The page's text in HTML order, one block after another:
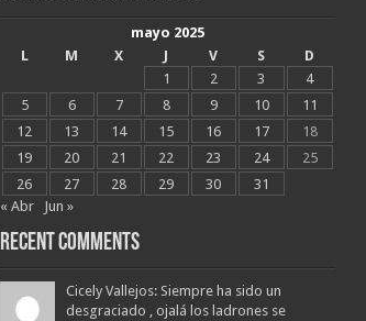
mayo 2025
L
M X J V S
D
1
2 3
4
5
6 7 8 9 10
11
12
13 14 15 16 17
18
19
20 21 22 23 24
25
26
27 28 29 30
31
« Abr
Jun »
Recent Comments
Cicely Vallejos: Siempre ha sido un
desgraciado , ojalá los ladrones se